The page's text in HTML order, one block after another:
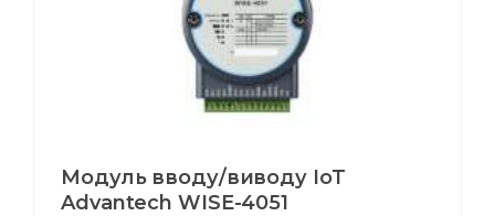
Модуль вводу/виводу IoT
Advantech WISE-4051